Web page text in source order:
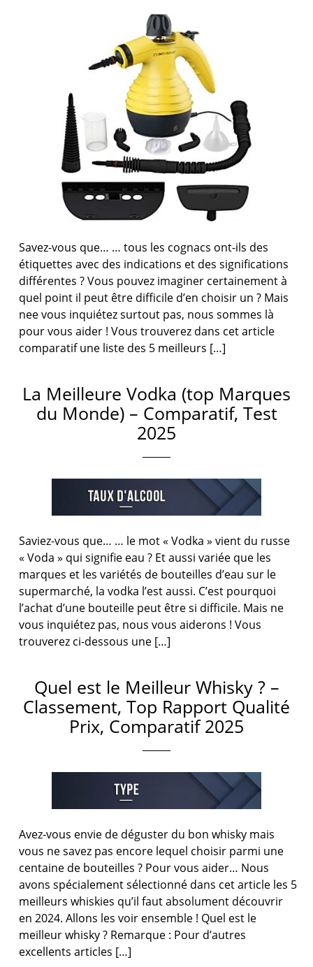
Savez-vous que… … tous les cognacs ont-ils des
étiquettes avec des indications et des significations
différentes ? Vous pouvez imaginer certainement à
quel point il peut être difficile d’en choisir un ? Mais
nee vous inquiétez surtout pas, nous sommes là
pour vous aider ! Vous trouverez dans cet article
comparatif une liste des 5 meilleurs […]
La Meilleure Vodka (top Marques
du Monde) – Comparatif, Test
2025
Saviez-vous que… … le mot « Vodka » vient du russe
« Voda » qui signifie eau ? Et aussi variée que les
marques et les variétés de bouteilles d’eau sur le
supermarché, la vodka l’est aussi. C’est pourquoi
l’achat d’une bouteille peut être si difficile. Mais ne
vous inquiétez pas, nous vous aiderons ! Vous
trouverez ci-dessous une […]
Quel est le Meilleur Whisky ? –
Classement, Top Rapport Qualité
Prix, Comparatif 2025
Avez-vous envie de déguster du bon whisky mais
vous ne savez pas encore lequel choisir parmi une
centaine de bouteilles ? Pour vous aider… Nous
avons spécialement sélectionné dans cet article les 5
meilleurs whiskies qu’il faut absolument découvrir
en 2024. Allons les voir ensemble ! Quel est le
meilleur whisky ? Remarque : Pour d’autres
excellents articles […]